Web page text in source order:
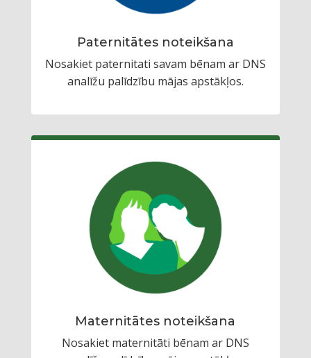
Paternitātes noteikšana
Nosakiet paternitati savam bēnam ar DNS
analīžu palīdzību mājas apstākļos.
Maternitātes noteikšana
Nosakiet maternitāti bēnam ar DNS